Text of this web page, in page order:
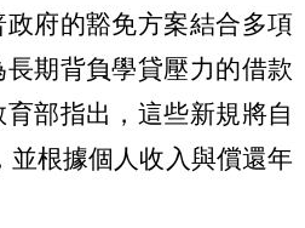
府的豁免方案結合多項
期背負學貸壓力的借款
部指出，這些新規將自
並根據個人收入與償還年